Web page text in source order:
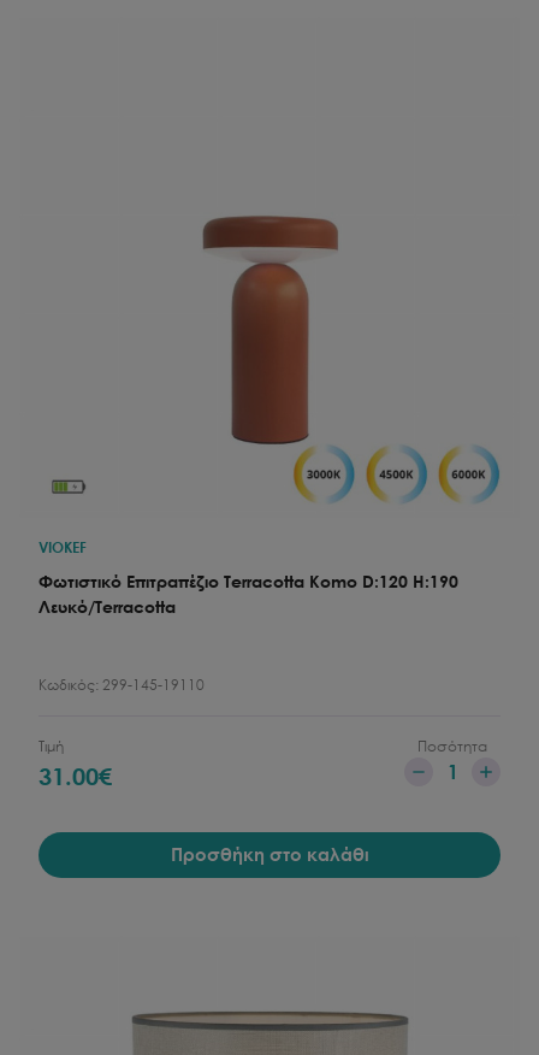
VIOKEF
Φωτιστικό Επιτραπέζιο Terracotta Komo D:120 H:190
Λευκό/Terracotta
Κωδικός: 299-145-19110
Τιμή
31.00€
Ποσότητα
1
Προσθήκη στο καλάθι